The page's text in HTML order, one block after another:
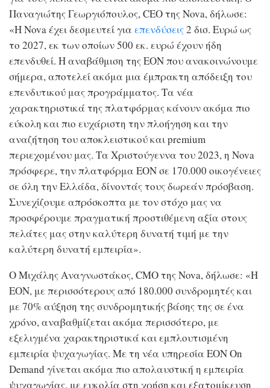
Παναγιώτης Γεωργιόπουλος, CEO της Nova, δήλωσε:
«Η Nova έχει δεσμευτεί για επενδύσεις2 δισ. Ευρώ ως
το 2027, εκ των οποίων 500 εκ. ευρώ έχουν ήδη
επενδυθεί. Η αναβάθμιση της ΕΟΝ που ανακοινώνουμε
σήμερα, αποτελεί ακόμα μια έμπρακτη απόδειξη του
επενδυτικού μας προγράμματος. Τα νέα
χαρακτηριστικά της πλατφόρμας κάνουν ακόμα πιο
εύκολη και πιο ευχάριστη την πλοήγηση και την
αναζήτηση του αποκλειστικού και premium
περιεχομένου μας. Τα Χριστούγεννα του 2023, η Nova
πρόσφερε, την πλατφόρμα EON σε 170.000 οικογένειες
σε όλη την Ελλάδα, δίνοντάς τους δωρεάν πρόσβαση.
Συνεχίζουμε απρόσκοπτα με τον στόχο μας να
προσφέρουμε πραγματική προστιθέμενη αξία στους
πελάτες μας στην καλύτερη δυνατή τιμή με την
καλύτερη δυνατή εμπειρία».
O Μιχάλης Αναγνωστάκος, CMO της Nova, δήλωσε: «Η
ΕΟΝ, με περισσότερους από 180.000 συνδρομητές και
με 70% αύξηση της συνδρομητικής βάσης της σε ένα
χρόνο, αναβαθμίζεται ακόμα περισσότερο, με
εξελιγμένα χαρακτηριστικά και εμπλουτισμένη
εμπειρία ψυχαγωγίας. Με τη νέα υπηρεσία ΕΟΝ On
Demand γίνεται ακόμα πιο απολαυστική η εμπειρία
ψυχαγωγίας, με ευκολία στη χρήση και εξατομίκευση